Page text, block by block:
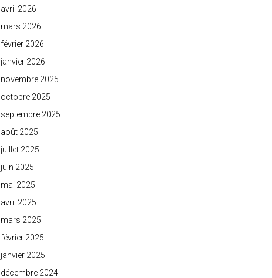
avril 2026
mars 2026
février 2026
janvier 2026
novembre 2025
octobre 2025
septembre 2025
août 2025
juillet 2025
juin 2025
mai 2025
avril 2025
mars 2025
février 2025
janvier 2025
décembre 2024